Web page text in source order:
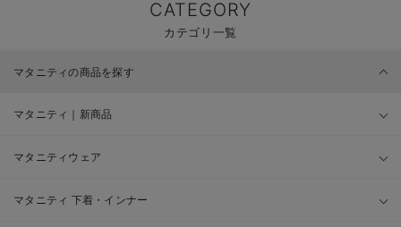
CATEGORY
カテゴリ一覧
マタニティの商品を探す
マタニティ｜新商品
マタニティウェア
マタニティ 下着・インナー